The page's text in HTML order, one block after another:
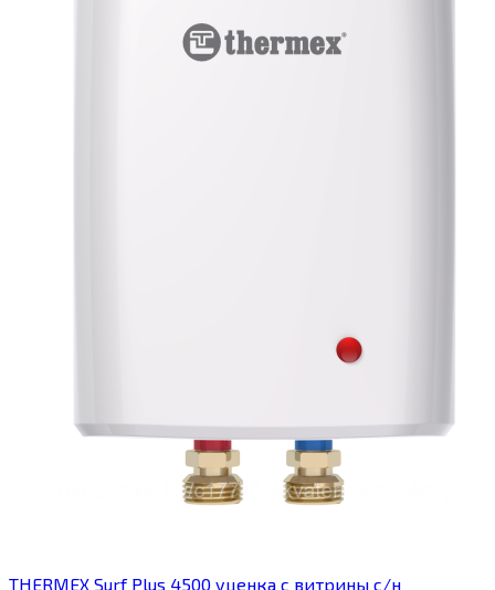
THERMEX Surf Plus 4500 уценка с витрины с/н